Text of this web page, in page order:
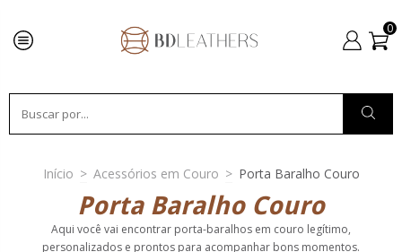
0
Início > Acessórios em Couro > Porta Baralho Couro
Porta Baralho Couro
Aqui você vai encontrar porta-baralhos em couro legítimo,
personalizados e prontos para acompanhar bons momentos.